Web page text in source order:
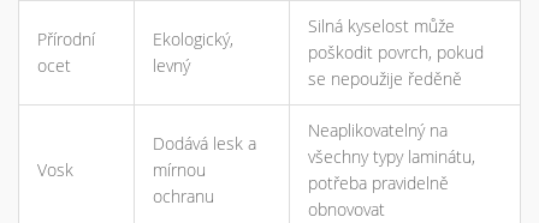
Přírodní
ocet
Ekologický,
levný
Silná kyselost může
poškodit povrch, pokud
se nepoužije ředěně
Vosk
Dodává lesk a
mírnou
ochranu
Neaplikovatelný na
všechny typy laminátu,
potřeba pravidelně
obnovovat